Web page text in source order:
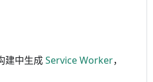
建中生成Service Worker，